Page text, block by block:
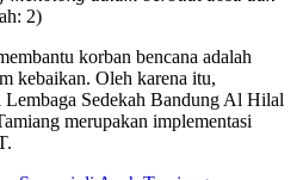
2)
korban bencana adalah
kebaikan. Oleh karena itu,
Sedekah Bandung Al Hilal
merupakan implementasi